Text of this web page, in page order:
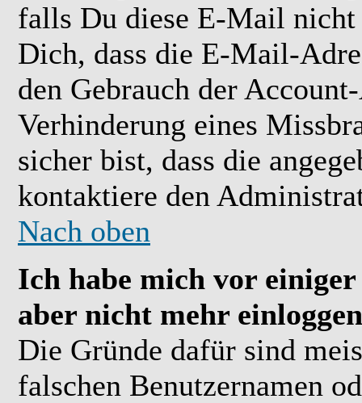
falls Du diese E-Mail nicht
Dich, dass die E-Mail-
den Gebrauch der
Verhinderung eines
sicher bist, dass die
kontaktiere den
Nach oben
Ich habe mich vor
aber nicht mehr
Die Gründe dafür sind
falschen Benutzernamen